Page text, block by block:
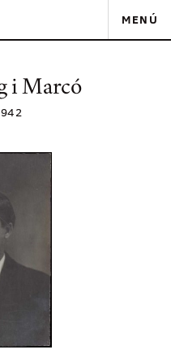
MENÚ
i Marcó